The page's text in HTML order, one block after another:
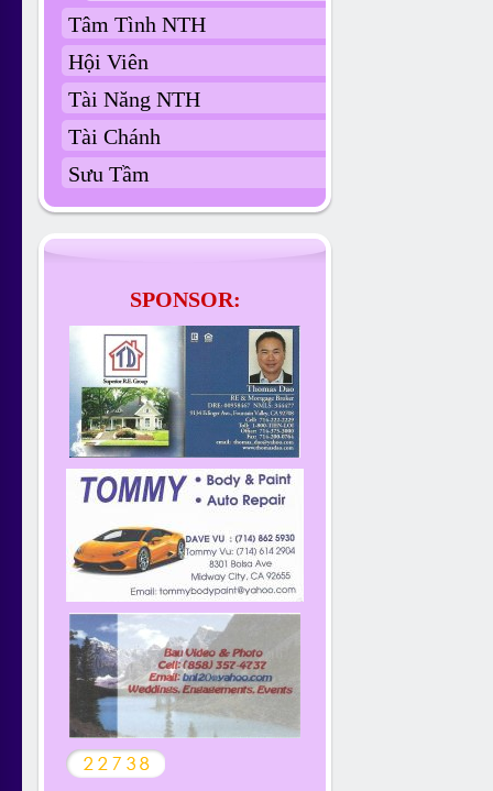
Tâm Tình NTH
Hội Viên
Tài Năng NTH
Tài Chánh
Sưu Tầm
SPONSOR: